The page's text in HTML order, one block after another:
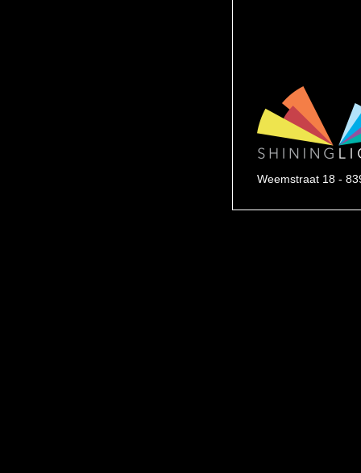
Weemstraat 18 -